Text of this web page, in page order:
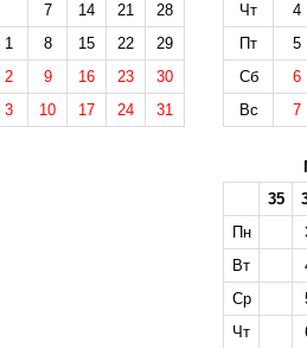
7 14 21
28
1 8 15 22
29
2 9 16 23
30
3 10 17 24 31
Чт
4
Пт
5
Сб
6
Вс
7
35
Пн
Вт
Ср
Чт